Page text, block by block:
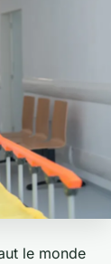
le monde